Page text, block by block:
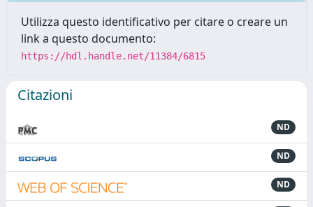
Utilizza questo identificativo per citare o creare un
link a questo documento:
https://hdl.handle.net/11384/6815
Citazioni
ND
ND
ND